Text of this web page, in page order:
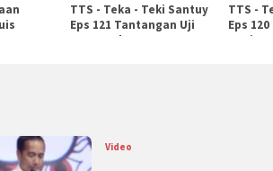
TTS - Teka - Teki Santuy
Eps 121 Tantangan Uji
Pengetahuan
TTS -
Eps
Video